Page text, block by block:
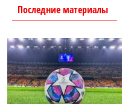
Последние материалы